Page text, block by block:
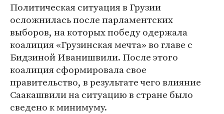
Политическая ситуация в Грузии
осложнилась после парламентских
выборов, на которых победу одержала
коалиция «Грузинская мечта» во главе с
Бидзиной Иванишвили. После этого
коалиция сформировала свое
правительство, в результате чего влияние
Саакашвили на ситуацию в стране было
сведено к минимуму.